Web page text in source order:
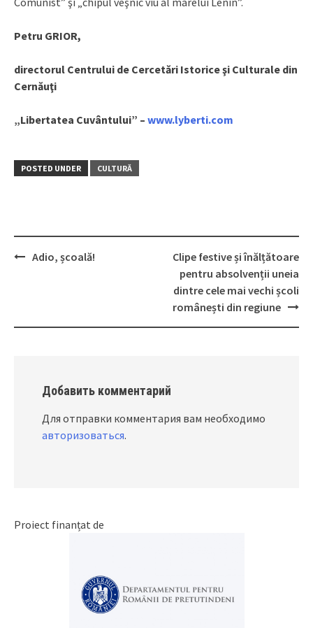
Petru GRIOR,
directorul Centrului de Cercetări Istorice şi Culturale din
Cernăuţi
„Libertatea Cuvântului” – www.lyberti.com
POSTED UNDER CULTURĂ
Adio, școală!
Clipe festive și înălțătoare
pentru absolvenții uneia
dintre cele mai vechi școli
românești din regiune
Добавить комментарий
Для отправки комментария вам необходимо
авторизоваться.
Proiect finanțat de